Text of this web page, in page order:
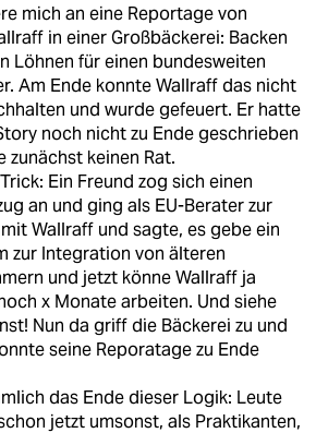
mich an eine Reportage von
in einer Großbäckerei: Backen
Löhnen für einen bundesweiten
Am Ende konnte Wallraff das nicht
und wurde gefeuert. Er hatte
noch nicht zu Ende geschrieben
zunächst keinen Rat.
Ein Freund zog sich einen
an und ging als EU-Berater zur
Wallraff und sagte, es gebe ein
zur Integration von älteren
und jetzt könne Wallraff ja
x Monate arbeiten. Und siehe
Nun da griff die Bäckerei zu und
seine Reporatage zu Ende
das Ende dieser Logik: Leute
jetzt umsonst, als Praktikanten,